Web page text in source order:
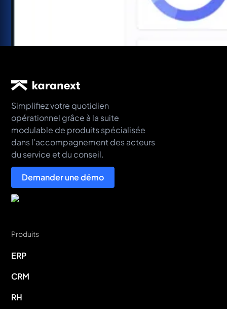
Simplifiez votre quotidien
opérationnel grâce à la suite
modulable de produits spécialisée
dans l’accompagnement des acteurs
du service et du conseil.
Demander une démo
Produits
ERP
CRM
RH